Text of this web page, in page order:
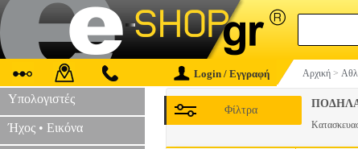
Login / Εγγραφή Αρχική >
Υπολογιστές
Ήχος • Εικόνα
Φίλτρα